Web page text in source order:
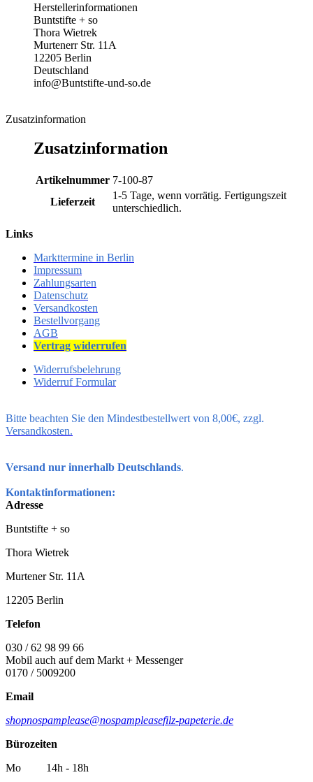
Herstellerinformationen
Buntstifte + so
Thora Wietrek
Murtenerr Str. 11A
12205 Berlin
Deutschland
info@Buntstifte-und-so.de
Zusatzinformation
Zusatzinformation
Artikelnummer 7-100-87
Lieferzeit
1-5 Tage, wenn vorrätig. Fertigungszeit
unterschiedlich.
Links
Markttermine in Berlin
Impressum
Zahlungsarten
Datenschutz
Versandkosten
Bestellvorgang
AGB
Vertrag widerrufen
Widerrufsbelehrung
Widerruf Formular
Bitte beachten Sie den Mindestbestellwert von 8,00€, zzgl.
Versandkosten.
Versand nur innerhalb Deutschlands.
Kontaktinformationen:
Adresse
Buntstifte + so
Thora Wietrek
Murtener Str. 11A
12205 Berlin
Telefon
030 / 62 98 99 66
Mobil auch auf dem Markt + Messenger
0170 / 5009200
Email
shopnospamplease@nospampleasefilz-papeterie.de
Bürozeiten
Mo 14h - 18h